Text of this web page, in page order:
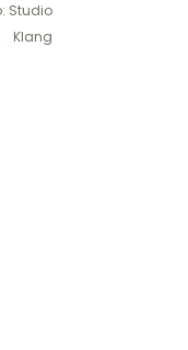
Studio
Klang